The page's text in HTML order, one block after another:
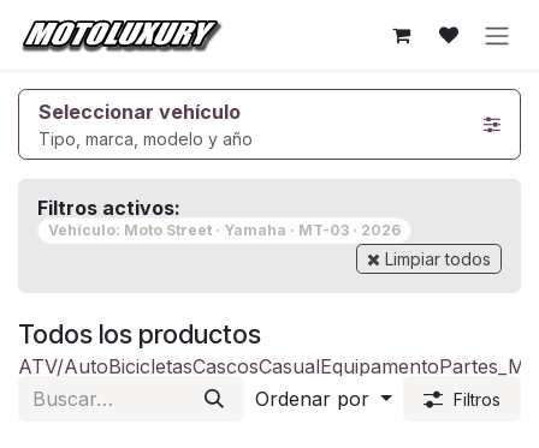
Ir al contenido
Seleccionar vehículo
Tipo, marca, modelo y año
Filtros activos:
Vehículo: Moto Street · Yamaha · MT-03 · 2026
Limpiar todos
Todos los productos
ATV/AutoBicicletasCascosCasualEquipamento
Ordenar por
Filtros